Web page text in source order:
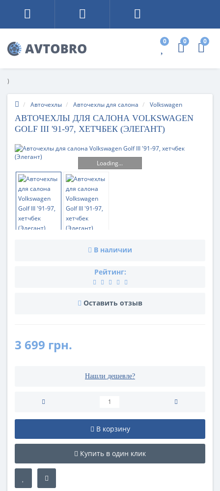
0 0 0
)
Авточехлы Авточехлы для салона Volkswagen
АВТОЧЕХЛЫ ДЛЯ САЛОНА VOLKSWAGEN
GOLF III '91-97, ХЕТЧБЕК (ЭЛЕГАНТ)
Loading...
В наличии
Рейтинг:
Оставить отзыв
3 699 грн.
Нашли дешевле?
В корзину
Купить в один клик